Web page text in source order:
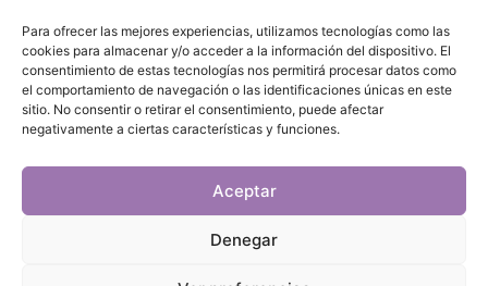
Para ofrecer las mejores experiencias, utilizamos tecnologías como las
cookies para almacenar y/o acceder a la información del dispositivo. El
consentimiento de estas tecnologías nos permitirá procesar datos como
el comportamiento de navegación o las identificaciones únicas en este
sitio. No consentir o retirar el consentimiento, puede afectar
negativamente a ciertas características y funciones.
Aceptar
Denegar